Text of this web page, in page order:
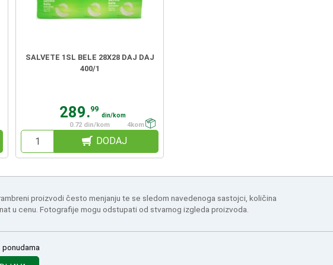
SALVETE 1SL BELE 28X28 DAJ DAJ
400/1
289.99
din/kom
0.72 din/kom
4kom
DODAJ
proizvodi često menjanju te se sledom navedenoga sastojci, količina
u cenu. Fotografije mogu odstupati od stvarnog izgleda proizvoda.
ponudama